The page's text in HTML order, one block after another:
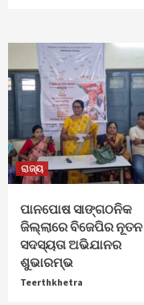
ରାଜ୍ୟ
ପାନପୋଷ ସାଙ୍ଗଠନିକ
ଜିଲ୍ଲାରେ ବିଜେପିର ନୂତନ
ସଦସ୍ୟତା ଅଭିଯାନର
ଶୁଭାରମ୍ଭ
Teerthkhetra